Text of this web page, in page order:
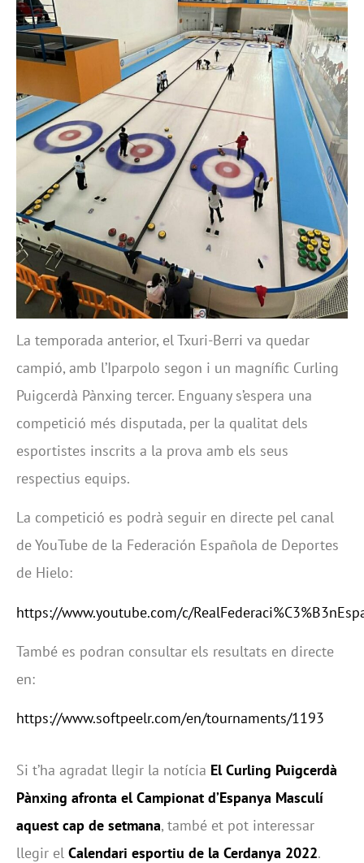
La temporada anterior, el Txuri-Berri va quedar
campió, amb l’Iparpolo segon i un magnífic Curling
Puigcerdà Pànxing tercer. Enguany s’espera una
competició més disputada, per la qualitat dels
esportistes inscrits a la prova amb els seus
respectius equips.
La competició es podrà seguir en directe pel canal
de YouTube de la Federación Española de Deportes
de Hielo:
https://www.youtube.com/c/
També es podran consultar els resultats en directe
en:
https://www.softpeelr.com/en/tournaments/1193
Si t’ha agradat llegir la notícia El Curling Puigcerdà
Pànxing afronta el Campionat d’Espanya Masculí
aquest cap de setmana, també et pot interessar
llegir el Calendari esportiu de la Cerdanya 2022.